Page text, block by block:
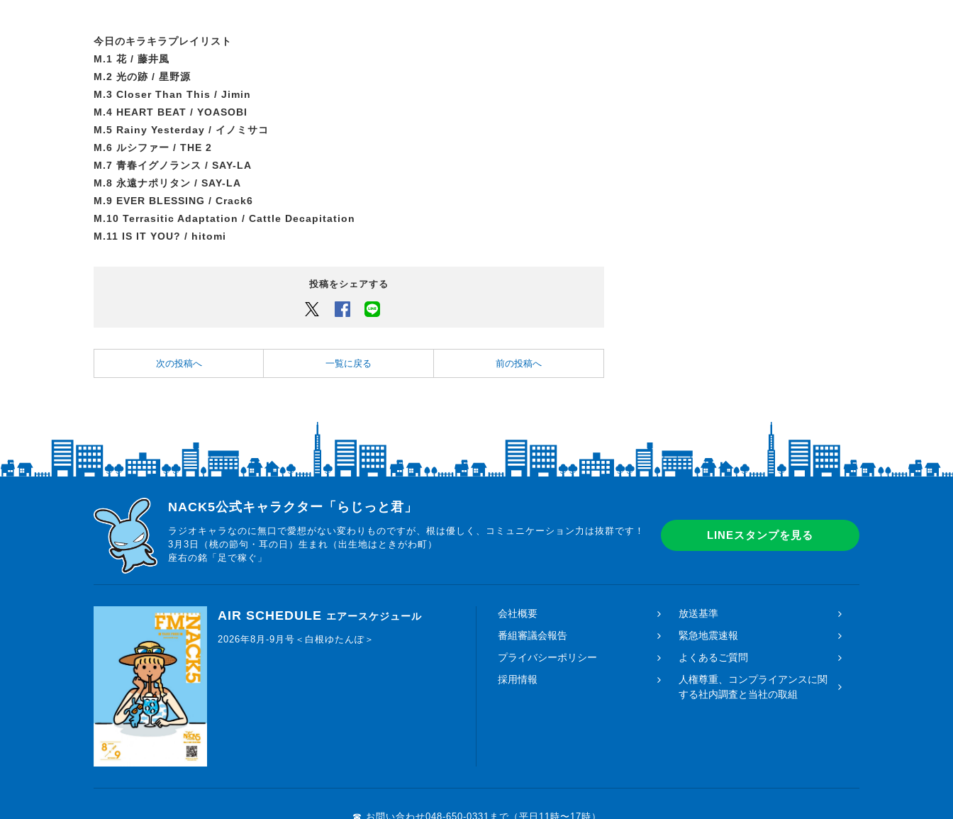
今日のキラキラプレイリスト
M.1 花 / 藤井風
M.2 光の跡 / 星野源
M.3 Closer Than This / Jimin
M.4 HEART BEAT / YOASOBI
M.5 Rainy Yesterday / イノミサコ
M.6 ルシファー / THE 2
M.7 青春イグノランス / SAY-LA
M.8 永遠ナポリタン / SAY-LA
M.9 EVER BLESSING / Crack6
M.10 Terrasitic Adaptation / Cattle Decapitation
M.11 IS IT YOU? / hitomi
投稿をシェアする
Twitter Facebook
次の投稿へ 一覧に戻る 前の投稿へ
らじっと君
NACK5公式キャラクター「らじっと君」
ラジオキャラなのに無口で愛想がない変わりものですが、根は優しく、コミュニケーション力は抜群です！
3月3日（桃の節句・耳の日）生まれ（出生地はときがわ町）
座右の銘「足で稼ぐ」
LINEスタンプを見る
AIR SCHEDULE エアースケジュール
2026年8月-9月号＜白根ゆたんぽ＞
会社概要
放送基準
番組審議会報告
緊急地震速報
プライバシーポリシー
よくあるご質問
採用情報
人権尊重、コンプライアンスに関
する社内調査と当社の取組
☎ お問い合わせ048-650-0331まで（平日11時〜17時）